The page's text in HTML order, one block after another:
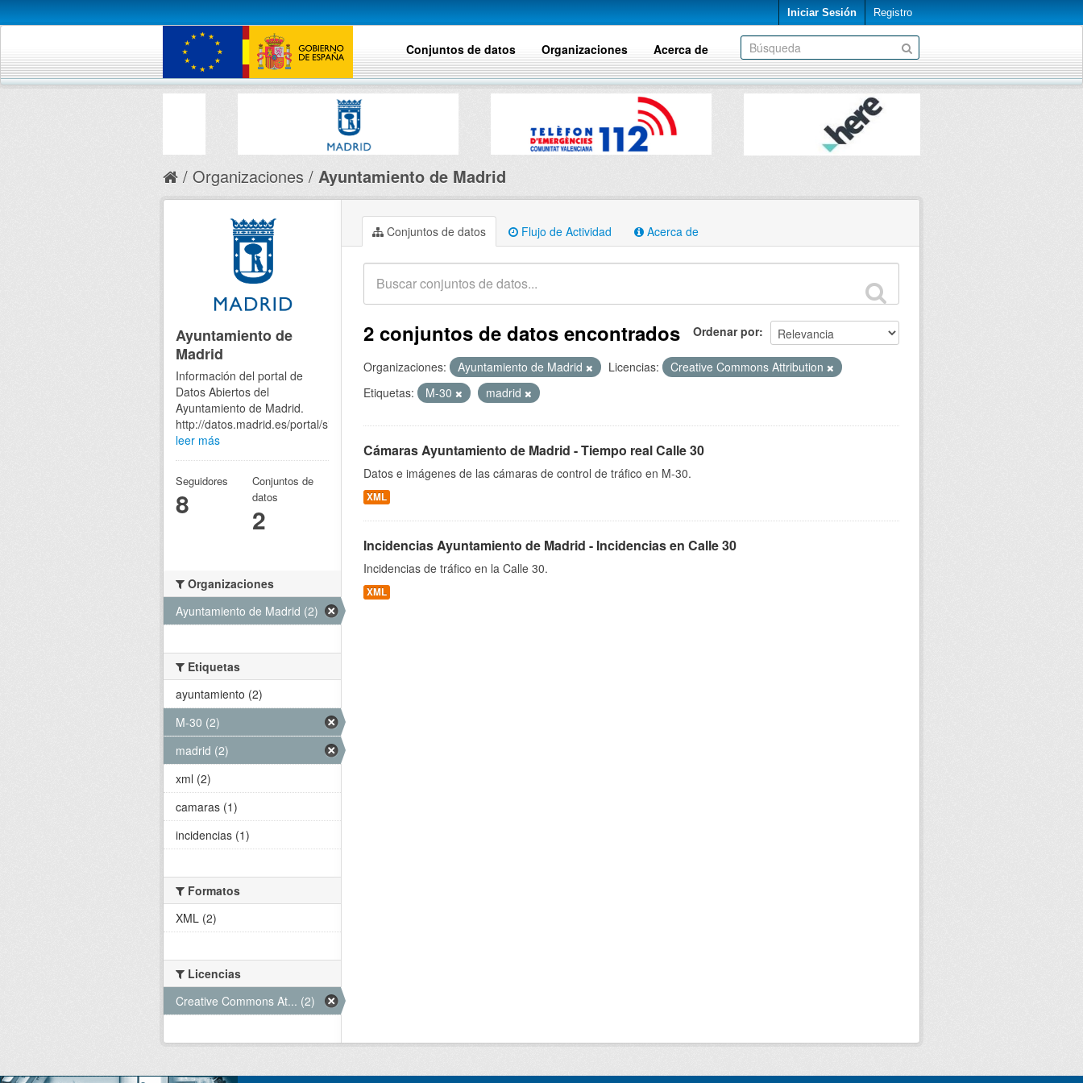
Iniciar Sesión Registro
Conjuntos de datos Organizaciones Acerca de
Organizaciones Ayuntamiento de Madrid
Conjuntos de datos Flujo de Actividad Acerca de
Ordenar por
2 conjuntos de datos encontrados
Organizaciones: Ayuntamiento de Madrid Licencias:
Creative Commons Attribution
Etiquetas:
M-30 madrid
Cámaras Ayuntamiento de Madrid - Tiempo real Calle 30
Datos e imágenes de las cámaras de control de tráfico en M-30.
XML
Incidencias Ayuntamiento de Madrid - Incidencias en Calle 30
Incidencias de tráfico en la Calle 30.
XML
Ayuntamiento de
Madrid
Información del portal de
Datos Abiertos del
Ayuntamiento de Madrid.
http://datos.madrid.es/portal/site/egob
leer más
Seguidores
8
Conjuntos de
datos
2
Organizaciones
Ayuntamiento de Madrid (2)
Etiquetas
ayuntamiento (2)
M-30 (2)
madrid (2)
xml (2)
camaras (1)
incidencias (1)
Formatos
XML (2)
Licencias
Creative Commons At... (2)